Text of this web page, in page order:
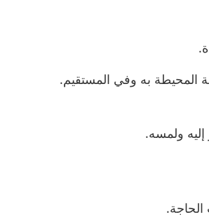
المحيطة به وفي المستقيم.
ولمسه.